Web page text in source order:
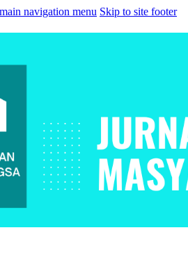
navigation menu Skip to site footer